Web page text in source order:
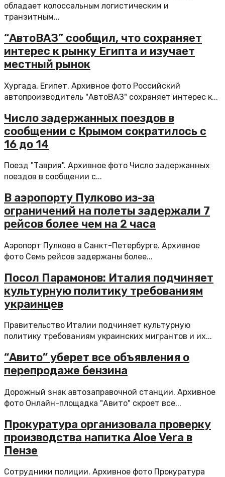
обладает колоссальным логистическим и
транзитным...
“АвтоВАЗ” сообщил, что сохраняет
интерес к рынку Египта и изучает
местный рынок
Хургада, Египет. Архивное фото Российский
автопроизводитель "АвтоВАЗ" сохраняет интерес к...
Число задержанных поездов в
сообщении с Крымом сократилось с
16 до 14
Поезд "Таврия". Архивное фото Число задержанных
поездов в сообщении с...
В аэропорту Пулково из-за
ограничений на полеты задержали 7
рейсов более чем на 2 часа
Аэропорт Пулково в Санкт-Петербурге. Архивное
фото Семь рейсов задержаны более...
Посол Парамонов: Италия подчиняет
культурную политику требованиям
украинцев
Правительство Италии подчиняет культурную
политику требованиям украинских мигрантов и их...
“Авито” уберет все объявления о
перепродаже бензина
Дорожный знак автозаправочной станции. Архивное
фото Онлайн-площадка "Авито" скроет все...
Прокуратура организовала проверку
производства напитка Aloe Vera в
Пензе
Сотрудники полиции. Архивное фото Прокуратура